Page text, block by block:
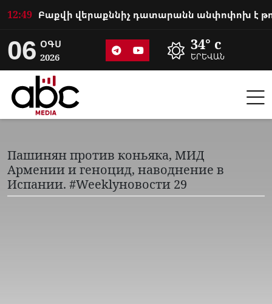
12:49
06 ՕԳՍ
2026
34° c
ԵՐԵՎԱՆ
Пашинян против коньяка, МИД
Армении и геноцид, наводнение в
Испании. #Weeklyновости 29